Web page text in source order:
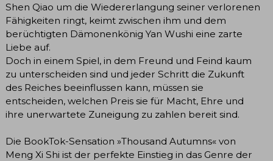
Shen Qiao um die Wiedererlangung seiner verlorenen
Fähigkeiten ringt, keimt zwischen ihm und dem
berüchtigten Dämonenkönig Yan Wushi eine zarte
Liebe auf.
Doch in einem Spiel, in dem Freund und Feind kaum
zu unterscheiden sind und jeder Schritt die Zukunft
des Reiches beeinflussen kann, müssen sie
entscheiden, welchen Preis sie für Macht, Ehre und
ihre unerwartete Zuneigung zu zahlen bereit sind.
Die BookTok-Sensation »Thousand Autumns« von
Meng Xi Shi ist der perfekte Einstieg in das Genre der